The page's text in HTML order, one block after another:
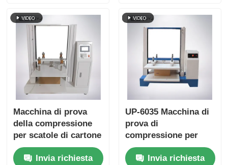
pressione per una
verifica accurata della
resistenza
all'esplosione
prova dell'esplosione
dell'imballaggio in
Macchina di prova
della compressione
per scatole di cartone
conforme alla norma
ASTM D642 con
Invia richiesta
UP-6035 Macchina di
prova di
compressione per
scatole di cartone
con display digitale,
Invia richiesta